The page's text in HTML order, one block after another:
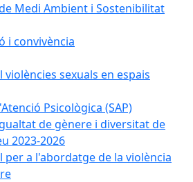
Medi Ambient i Sostenibilitat
i convivència
violències sexuals en espais
Psicològica (SAP)
de gènere i diversitat de
2023-2026
per a l'abordatge de la violència